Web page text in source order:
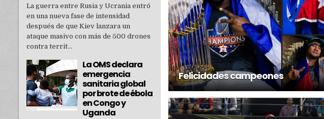
Felicidades campeones
La guerra entre Rusia y Ucrania entró
en una nueva fase de intensidad
después de que Kiev lanzara un
ataque masivo con más de 500 drones
contra territ...
La OMS declara
emergencia
sanitaria global
por brote de ébola
en Congo y
Uganda